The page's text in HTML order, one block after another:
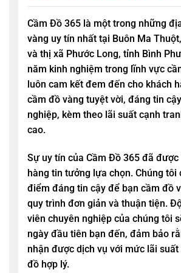
Cầm Đồ 365 là một trong những
vàng uy tín nhất tại Buôn Ma
và thị xã Phước Long, tỉnh Bình
năm kinh nghiệm trong lĩnh vực
luôn cam kết đem đến cho khách
cầm đồ vàng tuyệt vời, đáng tin
nghiệp, kèm theo lãi suất cạnh
cao.
Sự uy tín của Cầm Đồ 365 đã được
hàng tin tưởng lựa chọn. Chúng tôi
điểm đáng tin cậy để bạn cầm đồ
quy trình đơn giản và thuận tiện.
viên chuyên nghiệp của chúng tôi
ngày đầu tiên bạn đến, đảm bảo
nhận được dịch vụ với mức lãi
đồ hợp lý.